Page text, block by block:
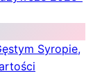
Syropie,